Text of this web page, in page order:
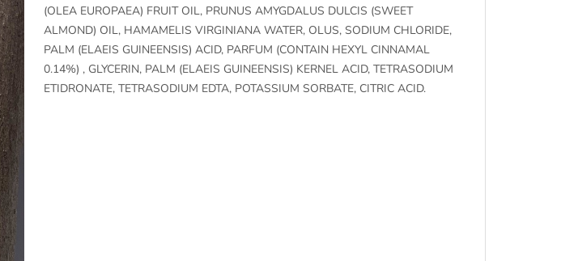
(OLEA EUROPAEA) FRUIT OIL, PRUNUS AMYGDALUS DULCIS (SWEET
ALMOND) OIL, HAMAMELIS VIRGINIANA WATER, OLUS, SODIUM CHLORIDE,
PALM (ELAEIS GUINEENSIS) ACID, PARFUM (CONTAIN HEXYL CINNAMAL
0.14%) , GLYCERIN, PALM (ELAEIS GUINEENSIS) KERNEL ACID, TETRASODIUM
ETIDRONATE, TETRASODIUM EDTA, POTASSIUM SORBATE, CITRIC ACID.